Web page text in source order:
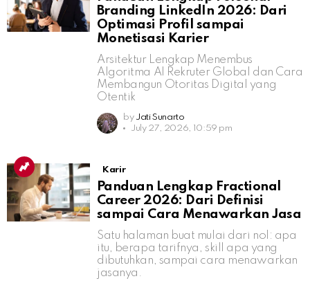
Branding LinkedIn 2026: Dari
Optimasi Profil sampai
Monetisasi Karier
Arsitektur Lengkap Menembus
Algoritma AI Rekruter Global dan Cara
Membangun Otoritas Digital yang
Otentik
by Jati Sunarto
July 27, 2026, 10:59 pm
Karir
Panduan Lengkap Fractional
Career 2026: Dari Definisi
sampai Cara Menawarkan Jasa
Satu halaman buat mulai dari nol: apa
itu, berapa tarifnya, skill apa yang
dibutuhkan, sampai cara menawarkan
jasanya.